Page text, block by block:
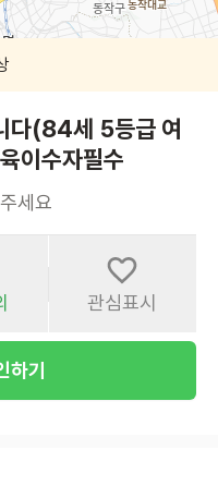
다(84세 5등급 여
이수자필수
세요
관심표시
하기